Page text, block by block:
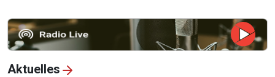
Aktuelles